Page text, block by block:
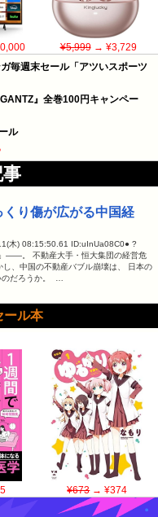
¥5,999→ ¥3,729
毎週末セール「アツいスポーツ
』全巻100円キャンペー
ル
り傷が広がる中国経
木) 08:15:50.61 ID:uInUa08C0● ?
――。 不動産大手・恒大集団の経営危
、中国の不動産バブル崩壊は、 日本の
のだろうか。 …
ール本
¥673→ ¥374